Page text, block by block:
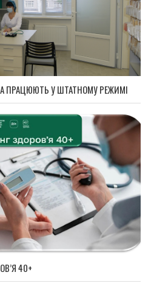
ПРАЦЮЮТЬ У ШТАТНОМУ РЕЖИМІ
40+